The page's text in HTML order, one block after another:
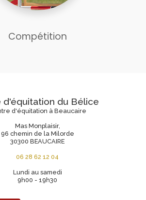
Compétition
d'équitation du Bélice
d'équitation à Beaucaire
Mas Monplaisir,
96 chemin de la Milorde
30300 BEAUCAIRE
06 28 62 12 04
Lundi au samedi
9h00 - 19h30